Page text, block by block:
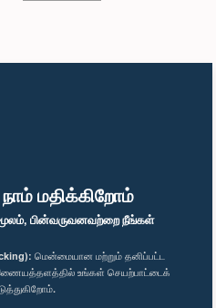
மதிக்கிறோம்
பின்வருவனவற்றை நீங்கள்
மென்மையான மற்றும் தனிப்பட்ட
உங்கள் செயற்பாட்டைக்